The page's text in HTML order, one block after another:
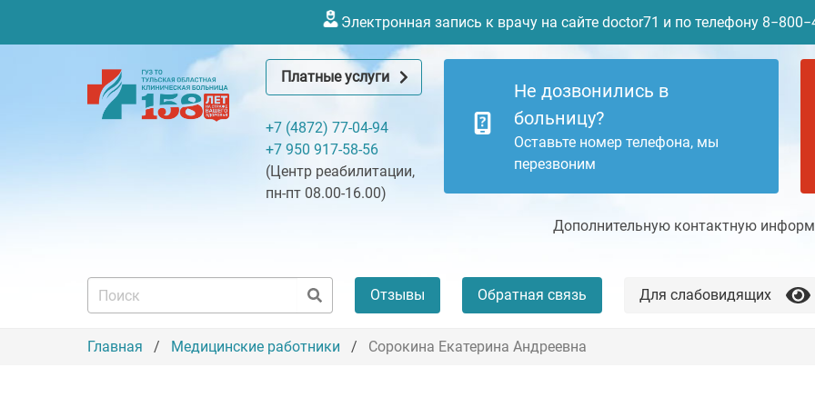
Электронная запись к врачу на сайте doctor71 и по телефону
Платные услуги
+7 (4872) 77-04-94
+7 950 917-58-56
(Центр реабилитации,
пн-пт 08.00-16.00)
Не дозвонились в
больницу?
Оставьте номер телефона, мы
перезвоним
Дополнительную контактную
Отзывы Обратная связь Для слабовидящих
Главная Медицинские работники Сорокина Екатерина Андреевна